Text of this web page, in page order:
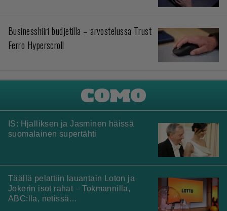
Businesshiiri budjetilla – arvostelussa Trust
Ferro Hyperscroll
IS: Hjalliksen ja Jasminen häissä
suomalainen supertähti
Täällä pelattiin lauantain Loton ja
Jokerin isot rahat – Tokmannilla,
ABC:lla, netissä…